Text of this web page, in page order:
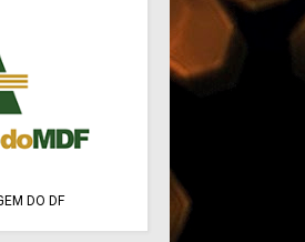
DO DF